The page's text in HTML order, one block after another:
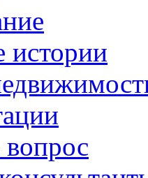
истории
вопрос